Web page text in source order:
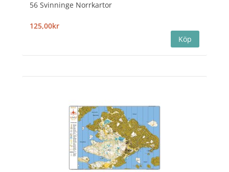
56 Svinninge Norrkartor
125,00kr